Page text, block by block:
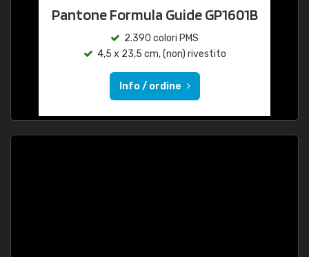
Pantone Formula Guide GP1601B
2.390 colori PMS
4,5 x 23,5 cm, (non) rivestito
Info / ordine